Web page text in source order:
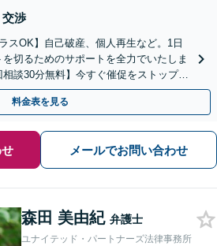
渉
スOK】自己破産、個人再生など。1日
切るためのサポートを全力でいたしま
談30分無料】今すぐ催促をストップし
い。
料金表を見る
メールでお問い合わせ
森田 美由紀 弁護士
ユナイテッド・パートナーズ法律事務所